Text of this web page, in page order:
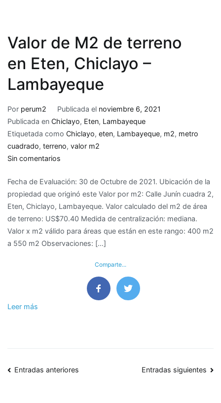
Valor de M2 de terreno
en Eten, Chiclayo –
Lambayeque
Por perum2 Publicada el noviembre 6, 2021
Publicada en Chiclayo, Eten, Lambayeque
Etiquetada como Chiclayo, eten, Lambayeque, m2, metro
cuadrado, terreno, valor m2
Sin comentarios
de
M2
de
terreno
en
Eten,
Lambayeque
Fecha de Evaluación: 30 de Octubre de 2021. Ubicación de la
propiedad que originó este Valor por m2: Calle Junín cuadra 2,
Eten, Chiclayo, Lambayeque. Valor calculado del m2 de área
de terreno: US$70.40 Medida de centralización: mediana.
Valor x m2 válido para áreas que están en este rango: 400 m2
a 550 m2 Observaciones: […]
Comparte...
Leer más
Navegación
Entradas anteriores Entradas siguientes